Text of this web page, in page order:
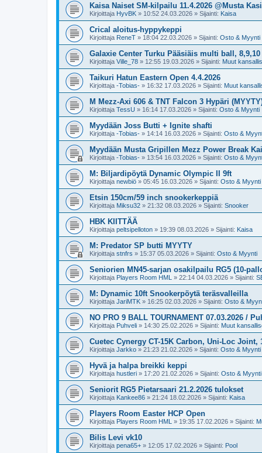
Kaisa Naiset SM-kilpailu 11.4.2026 @Musta
Kirjoittaja HyvBK » 10:52 24.03.2026 » Sijainti: Kaisa
Crical aloitus-hyppykeppi
Kirjoittaja ReneT » 18:04 22.03.2026 » Sijainti: Osto & Myynti
Galaxie Center Turku Pääsiäis multi ball, 8,9,10
Kirjoittaja Ville_78 » 12:55 19.03.2026 » Sijainti: Muut
Taikuri Hatun Eastern Open 4.4.2026
Kirjoittaja -Tobias- » 16:32 17.03.2026 » Sijainti: Muut
M Mezz-Axi 606 & TNT Falcon 3 Hypäri
Kirjoittaja TessU » 16:14 17.03.2026 » Sijainti: Osto & Myynti
Myydään Joss Butti + Ignite shafti
Kirjoittaja -Tobias- » 14:14 16.03.2026 » Sijainti: Osto &
Myydään Musta Gripillen Mezz Power Break Kai
Kirjoittaja -Tobias- » 13:54 16.03.2026 » Sijainti: Osto &
M: Biljardipöytä Dynamic Olympic II 9ft
Kirjoittaja newbiö » 05:45 16.03.2026 » Sijainti: Osto & Myynti
Etsin 150cm/59 inch snookerkeppiä
Kirjoittaja Miksu32 » 21:32 08.03.2026 » Sijainti: Snooker
HBK KIITTÄÄ
Kirjoittaja peltsipelloton » 19:39 08.03.2026 » Sijainti: Kaisa
M: Predator SP butti MYYTY
Kirjoittaja stnfrs » 15:37 05.03.2026 » Sijainti: Osto & Myynti
Seniorien MN45-sarjan osakilpailu RG5 (10-
Kirjoittaja Players Room HML » 22:14 04.03.2026 » Sijainti:
M: Dynamic 10ft Snookerpöytä teräsvalleilla
Kirjoittaja JariMTK » 16:25 02.03.2026 » Sijainti: Osto &
NO PRO 9 BALL TOURNAMENT 07.03.2026 /
Kirjoittaja Puhveli » 14:30 25.02.2026 » Sijainti: Muut
Cuetec Cynergy CT-15K Carbon, Uni-Loc Joint,
Kirjoittaja Jarkko » 21:23 21.02.2026 » Sijainti: Osto & Myynti
Hyvä ja halpa breikki keppi
Kirjoittaja hustleri » 17:20 21.02.2026 » Sijainti: Osto & Myynti
Seniorit RG5 Pietarsaari 21.2.2026 tulokset
Kirjoittaja Kankee86 » 21:24 18.02.2026 » Sijainti: Kaisa
Players Room Easter HCP Open
Kirjoittaja Players Room HML » 19:35 17.02.2026 » Sijainti:
Bilis Levi vk10
Kirjoittaja pena65+ » 12:05 17.02.2026 » Sijainti: Pool